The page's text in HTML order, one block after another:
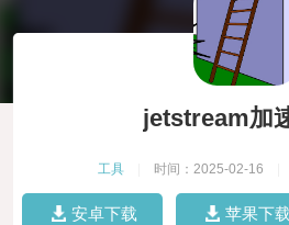
jetstream加
工具 时间：2025-02-16
安卓下载 苹果下载